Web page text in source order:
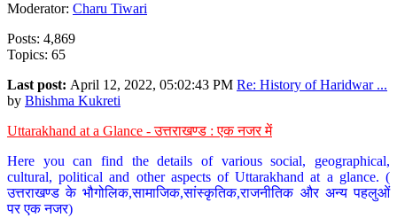
Moderator: Charu Tiwari
Posts: 4,869
Topics: 65
Last post: April 12, 2022, 05:02:43 PM Re: History of Haridwar ...
by Bhishma Kukreti
Uttarakhand at a Glance - उत्तराखण्ड : एक नजर में
Here you can find the details of various social, geographical,
cultural, political and other aspects of Uttarakhand at a glance. (
उत्तराखण्ड के भौगोलिक,सामाजिक,सांस्कृतिक,राजनीतिक और अन्य पहलुओं
पर एक नजर)